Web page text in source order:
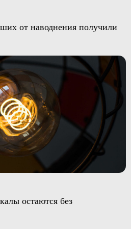
от наводнения получили
остаются без